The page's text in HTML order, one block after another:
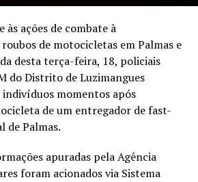
ações de combate à
de motocicletas em Palmas e
desta terça-feira, 18, policiais
do Distrito de Luzimangues
momentos após
de um entregador de fast-
de Palmas.
apuradas pela Agência
foram acionados via Sistema